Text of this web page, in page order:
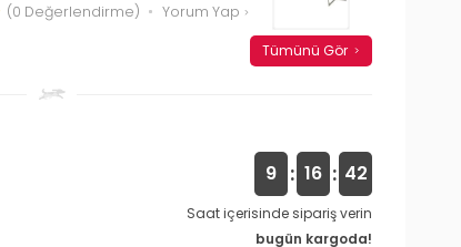
(0 Değerlendirme) Yorum Yap
Tümünü Gör
9 : 16 : 42
Saat içerisinde sipariş verin
bugün kargoda!